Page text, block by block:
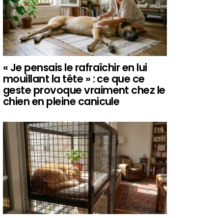
« Je pensais le rafraîchir en lui
mouillant la tête » : ce que ce
geste provoque vraiment chez le
chien en pleine canicule